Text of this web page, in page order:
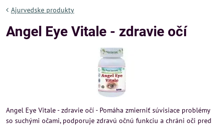
Ajurvedske produkty
Angel Eye Vitale - zdravie očí
Angel Eye Vitale - zdravie očí - Pomáha zmierniť súvisiace problémy
so suchými očami, podporuje zdravú očnú funkciu a chráni oči pred